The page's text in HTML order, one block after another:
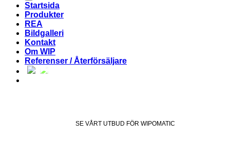
Startsida
Produkter
REA
Bildgalleri
Kontakt
Om WIP
Referenser / Återförsäljare
SE VÅRT UTBUD FÖR WIPOMATIC